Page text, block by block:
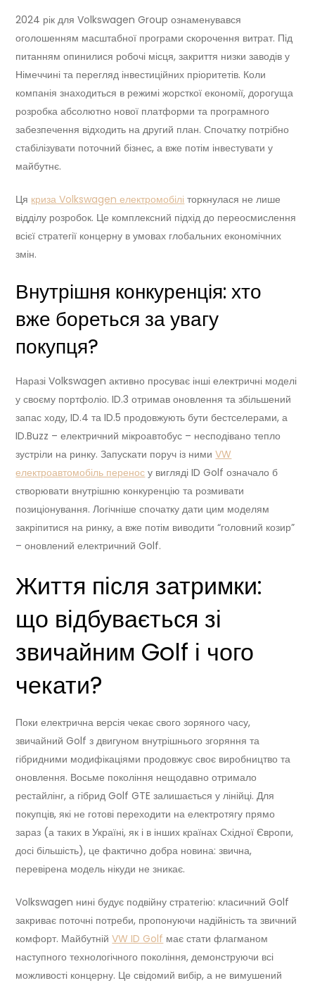
2024 рік для Volkswagen Group ознаменувався
оголошенням масштабної програми скорочення витрат. Під
питанням опинилися робочі місця, закриття низки заводів у
Німеччині та перегляд інвестиційних пріоритетів. Коли
компанія знаходиться в режимі жорсткої економії, дорогуща
розробка абсолютно нової платформи та програмного
забезпечення відходить на другий план. Спочатку потрібно
стабілізувати поточний бізнес, а вже потім інвестувати у
майбутнє.
Ця криза Volkswagen електромобілі торкнулася не лише
відділу розробок. Це комплексний підхід до переосмислення
всієї стратегії концерну в умовах глобальних економічних
змін.
Внутрішня конкуренція: хто
вже бореться за увагу
покупця?
Наразі Volkswagen активно просуває інші електричні моделі
у своєму портфоліо. ID.3 отримав оновлення та збільшений
запас ходу, ID.4 та ID.5 продовжують бути бестселерами, а
ID.Buzz – електричний мікроавтобус – несподівано тепло
зустріли на ринку. Запускати поруч із нимиVW
електроавтомобіль перенос у вигляді ID Golf означало б
створювати внутрішню конкуренцію та розмивати
позиціонування. Логічніше спочатку дати цим моделям
закріпитися на ринку, а вже потім виводити “головний козир”
– оновлений електричний Golf.
Життя після затримки:
що відбувається зі
звичайним Golf і чого
чекати?
Поки електрична версія чекає свого зоряного часу,
звичайний Golf з двигуном внутрішнього згоряння та
гібридними модифікаціями продовжує своє виробництво та
оновлення. Восьме покоління нещодавно отримало
рестайлінг, а гібрид Golf GTE залишається у лінійці. Для
покупців, які не готові переходити на електротягу прямо
зараз (а таких в Україні, як і в інших країнах Східної Європи,
досі більшість), це фактично добра новина: звична,
перевірена модель нікуди не зникає.
Volkswagen нині будує подвійну стратегію: класичний Golf
закриває поточні потреби, пропонуючи надійність та звичний
комфорт. МайбутнійVW ID Golf має стати флагманом
наступного технологічного покоління, демонструючи всі
можливості концерну. Це свідомий вибір, а не вимушений